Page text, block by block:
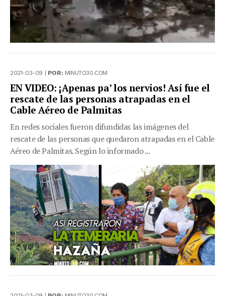
2021-03-09 | POR: MINUTO30.COM
EN VIDEO: ¡Apenas pa’ los nervios! Así fue el
rescate de las personas atrapadas en el
Cable Aéreo de Palmitas
En redes sociales fueron difundidas las imágenes del
rescate de las personas que quedaron atrapadas en el Cable
Aéreo de Palmitas. Según lo informado ...